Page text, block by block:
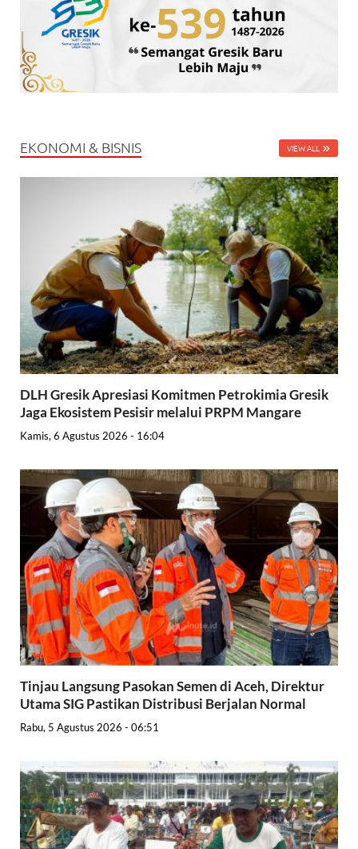
EKONOMI & BISNIS VIEW ALL
DLH Gresik Apresiasi Komitmen Petrokimia Gresik
Jaga Ekosistem Pesisir melalui PRPM Mangare
Kamis, 6 Agustus 2026 - 16:04
Tinjau Langsung Pasokan Semen di Aceh, Direktur
Utama SIG Pastikan Distribusi Berjalan Normal
Rabu, 5 Agustus 2026 - 06:51